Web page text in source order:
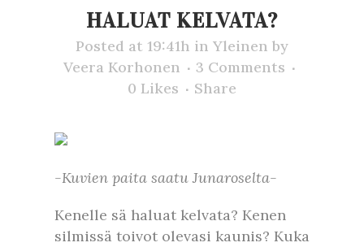
HALUAT KELVATA?
Posted at 19:41h in Yleinen by
Veera Korhonen
3 Comments
0 Likes Share
-Kuvien paita saatu Junaroselta-
Kenelle sä haluat kelvata? Kenen
silmissä toivot olevasi kaunis? Kuka